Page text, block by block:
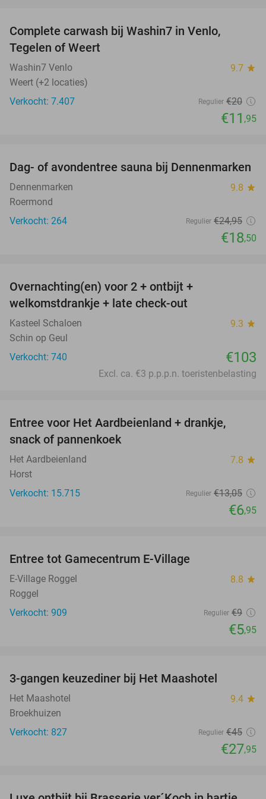
Complete carwash bij Washin7 in Venlo,
Tegelen of Weert
Washin7 Venlo 9.7 star
Weert (+2 locaties)
Verkocht: 7.407
Regulier €20
€11 ,95
26%
Dag- of avondentree sauna bij Dennenmarken
Dennenmarken 9.8 star
Roermond
Verkocht: 264
Regulier €24,95
€18,50
Overnachting(en) voor 2 + ontbijt +
welkomstdrankje + late check-out
Kasteel Schaloen 9.3 star
Schin op Geul
Verkocht: 740
€103
Excl. ca. €3 p.p.p.n. toeristenbelasting
Entree voor Het Aardbeienland + drankje,
snack of pannenkoek
Het Aardbeienland 7.8 star
Horst
Verkocht: 15.715
Regulier €13,05
€6,95
Entree tot Gamecentrum E-Village
E-Village Roggel 8.8 star
Roggel
Verkocht: 909
Regulier €9
€5,95
3-gangen keuzediner bij Het Maashotel
Het Maashotel 9.4 star
Broekhuizen
Verkocht: 827
Regulier €45
€27,95